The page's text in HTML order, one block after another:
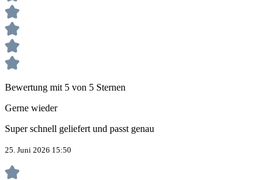
Bewertung mit 5 von 5 Sternen
Gerne wieder
Super schnell geliefert und passt genau
25. Juni 2026 15:50